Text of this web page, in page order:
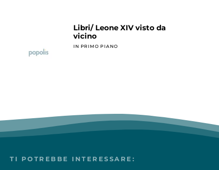
Libri/ Leone XIV visto da
vicino
IN PRIMO PIANO
TI POTREBBE INTERESSARE: